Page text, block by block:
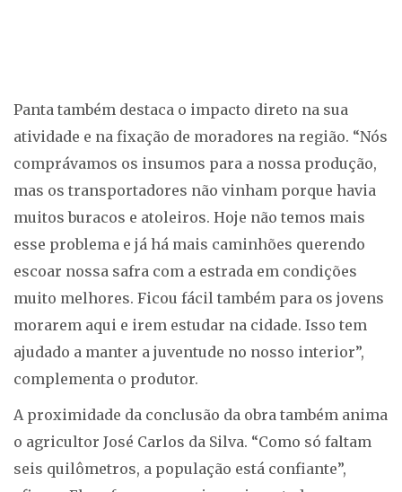
Panta também destaca o impacto direto na sua
atividade e na fixação de moradores na região. “Nós
comprávamos os insumos para a nossa produção,
mas os transportadores não vinham porque havia
muitos buracos e atoleiros. Hoje não temos mais
esse problema e já há mais caminhões querendo
escoar nossa safra com a estrada em condições
muito melhores. Ficou fácil também para os jovens
morarem aqui e irem estudar na cidade. Isso tem
ajudado a manter a juventude no nosso interior”,
complementa o produtor.
A proximidade da conclusão da obra também anima
o agricultor José Carlos da Silva. “Como só faltam
seis quilômetros, a população está confiante”,